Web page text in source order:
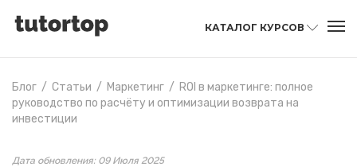
КАТАЛОГ КУРСОВ
Блог / Статьи / Маркетинг / ROI в маркетинге: полное
руководство по расчёту и оптимизации возврата на
инвестиции
Дата обновления: 09 Июля 2025